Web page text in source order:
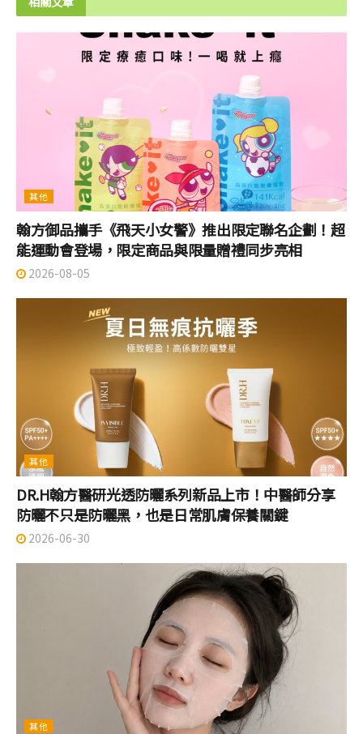
其他
翰方御品攜手《飛天小女警》推出限定聯名企劃！超
能運動會登場，限定商品與限量贈禮同步亮相
2026-08-05
其他
DR.H翰方醫研光透防曬系列新品上市！中醫師分享
防曬不只是防曬黑，也是日常肌膚保養關鍵
2026-06-30
其他